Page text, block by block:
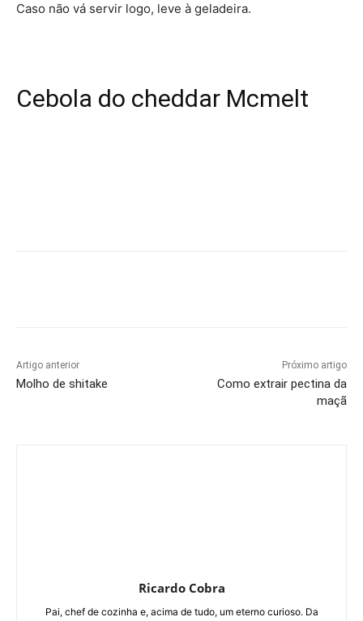
Caso não vá servir logo, leve à geladeira.
Cebola do cheddar Mcmelt
Artigo anterior
Molho de shitake
Próximo artigo
Como extrair pectina da
maçã
Ricardo Cobra
Pai, chef de cozinha e, acima de tudo, um eterno curioso. Da